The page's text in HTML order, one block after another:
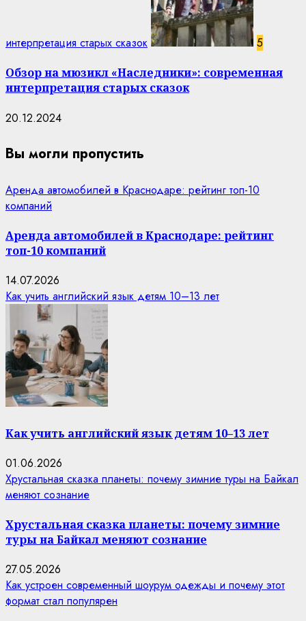
интерпретация старых сказок 5
Обзор на мюзикл «Наследники»: современная
интерпретация старых сказок
20.12.2024
Вы могли пропустить
Аренда автомобилей в Краснодаре: рейтинг топ-10
компаний
Аренда автомобилей в Краснодаре: рейтинг
топ-10 компаний
14.07.2026
Как учить английский язык детям 10–13 лет
Как учить английский язык детям 10–13 лет
01.06.2026
Хрустальная сказка планеты: почему зимние туры на Байкал
меняют сознание
Хрустальная сказка планеты: почему зимние
туры на Байкал меняют сознание
27.05.2026
Как устроен современный шоурум одежды и почему этот
формат стал популярен